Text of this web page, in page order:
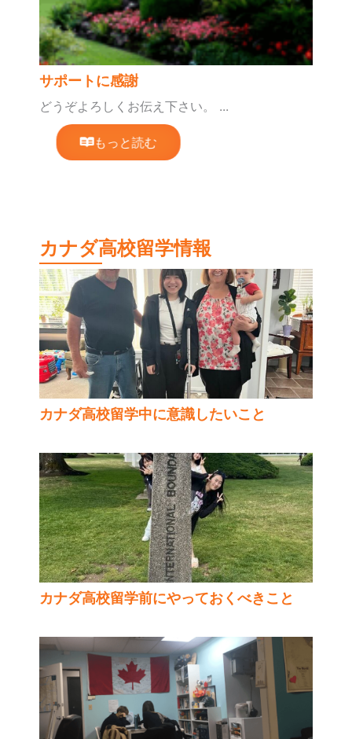
サポートに感謝
どうぞよろしくお伝え下さい。 ...
もっと読む
カナダ高校留学情報
カナダ高校留学中に意識したいこと
カナダ高校留学前にやっておくべきこと